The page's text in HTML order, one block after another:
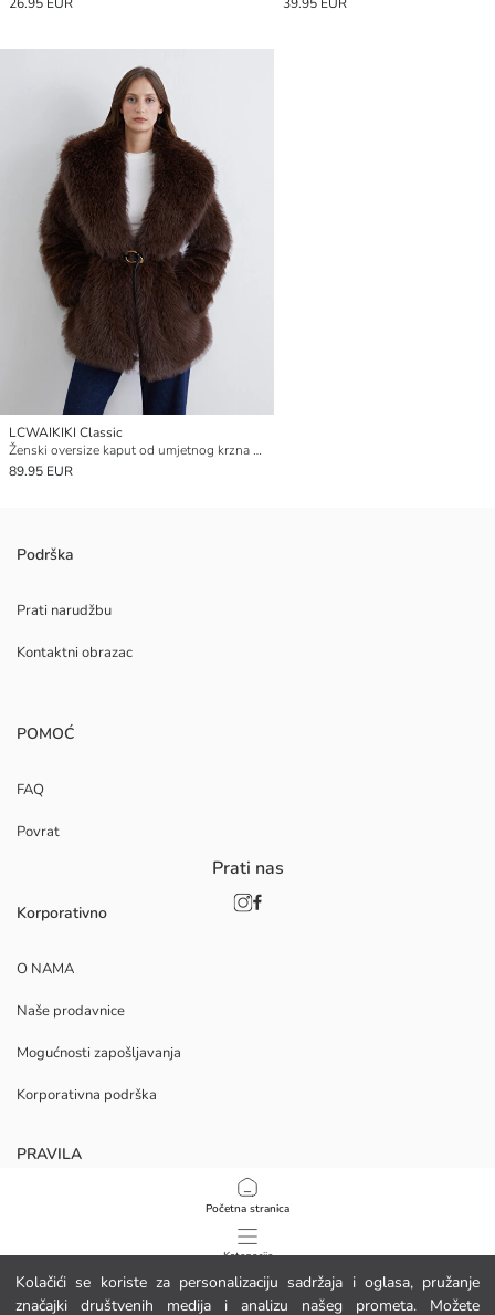
Kolačići se koriste za personalizaciju sadržaja i oglasa, pružanje
značajki društvenih medija i analizu našeg prometa. Možete
Početna stranica
Kategorije
Moja košarica
26.95 EUR
39.95 EUR
LCWAIKIKI Classic
Ženski oversize kaput od umjetnog krzna sa šalom ovratnikom
89.95 EUR
Podrška
Prati narudžbu
Kontaktni obrazac
POMOĆ
FAQ
Povrat
Korporativno
O NAMA
Naše prodavnice
Mogućnosti zapošljavanja
Korporativna podrška
PRAVILA
Politika privatnosti i sigurnosti podataka
Uvjeti korištenja
Politika kolačića
Prati nas